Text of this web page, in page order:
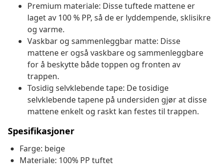
Premium materiale: Disse tuftede mattene er
laget av 100 % PP, så de er lyddempende, sklisikre
og varme.
Vaskbar og sammenleggbar matte: Disse
mattene er også vaskbare og sammenleggbare
for å beskytte både toppen og fronten av
trappen.
Tosidig selvklebende tape: De tosidige
selvklebende tapene på undersiden gjør at disse
mattene enkelt og raskt kan festes til trappen.
Spesifikasjoner
Farge: beige
Materiale: 100% PP tuftet